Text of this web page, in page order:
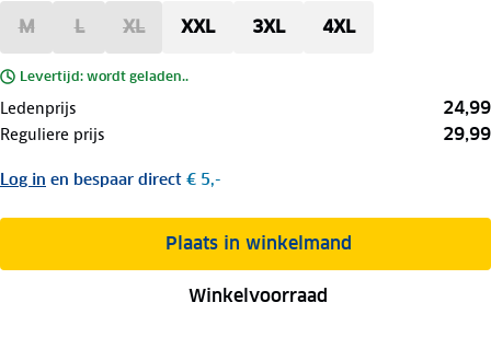
M L XL XXL 3XL 4XL
Levertijd: wordt geladen..
Ledenprijs 24,99
Reguliere prijs 29,99
Log in en bespaar direct € 5,-
Plaats in winkelmand
Winkelvoorraad